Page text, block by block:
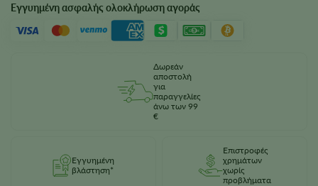
Εγγυημένη ασφαλής ολοκλήρωση αγοράς
Δωρεάν
αποστολή
για
παραγγελίες
άνω των 99
€
Εγγυημένη
βλάστηση*
Επιστροφές
χρημάτων
χωρίς
προβλήματα